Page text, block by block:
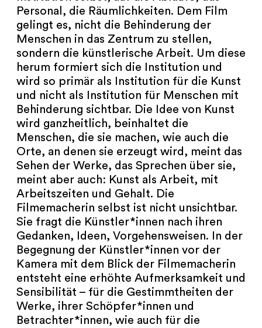
de en COOKIES
Personal, die Räumlichkeiten. Dem Film
gelingt es, nicht die Behinderung der
Menschen in das Zentrum zu stellen,
sondern die künstlerische Arbeit. Um diese
herum formiert sich die Institution und
wird so primär als Institution für die Kunst
und nicht als Institution für Menschen mit
Behinderung sichtbar. Die Idee von Kunst
wird ganzheitlich, beinhaltet die
Menschen, die sie machen, wie auch die
Orte, an denen sie erzeugt wird, meint das
Sehen der Werke, das Sprechen über sie,
meint aber auch: Kunst als Arbeit, mit
Arbeitszeiten und Gehalt. Die
Filmemacherin selbst ist nicht unsichtbar.
Sie fragt die Künstler*innen nach ihren
Gedanken, Ideen, Vorgehensweisen. In der
Begegnung der Künstler*innen vor der
Kamera mit dem Blick der Filmemacherin
entsteht eine erhöhte Aufmerksamkeit und
Sensibilität – für die Gestimmtheiten der
Werke, ihrer Schöpfer*innen und
Betrachter*innen, wie auch für die